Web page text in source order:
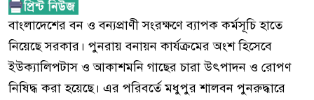
বাংলাদেশের বন ও বন্যপ্রাণী সংরক্ষণে ব্যাপক কর্মসূচি হাতে
নিয়েছে সরকার। পুনরায় বনায়ন কার্যক্রমের অংশ হিসেবে
ইউক্যালিপটাস ও আকাশমনি গাছের চারা উৎপাদন ও রোপণ
নিষিদ্ধ করা হয়েছে। এর পরিবর্তে মধুপুর শালবন পুনরুদ্ধারে